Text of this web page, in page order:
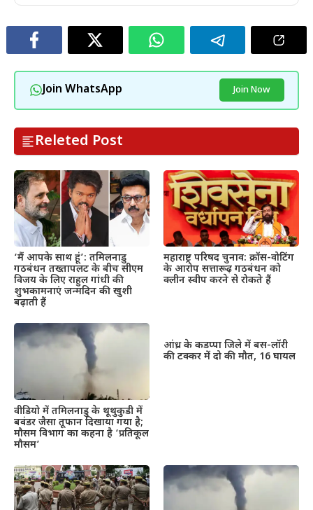
Join WhatsApp Join Now
Releted Post
‘मैं आपके साथ हूं’: तमिलनाडु
गठबंधन तख्तापलट के बीच सीएम
विजय के लिए राहुल गांधी की
शुभकामनाएं जन्मदिन की खुशी
बढ़ाती हैं
महाराष्ट्र परिषद चुनाव: क्रॉस-वोटिंग
के आरोप सत्तारूढ़ गठबंधन को
क्लीन स्वीप करने से रोकते हैं
वीडियो में तमिलनाडु के थूथुकुडी में
बवंडर जैसा तूफान दिखाया गया है;
मौसम विभाग का कहना है ‘प्रतिकूल
मौसम’
आंध्र के कडप्पा जिले में बस-लॉरी
की टक्कर में दो की मौत, 16 घायल